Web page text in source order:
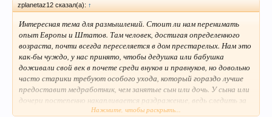
zplanetaz12 сказал(а): ↑
Интересная тема для размышлений. Стоит ли нам перенимать
опыт Европы и Штатов. Там человек, достигая определенного
возраста, почти всегда переселяется в дом престарелых. Нам это
как-бы чуждо, у нас принято, чтобы дедушка или бабушка
доживали свой век в почете среди внуков и правнуков, но довольно
часто старики требуют особого ухода, который гораздо лучше
предоставит медработник, чем занятые сын или дочь. У сына или
дочери постепенно накапливается раздражение, ведь следить за
старым человеком - тяжелая и ??довольно часто грязная работа,
Нажмите, чтобы раскрыть...